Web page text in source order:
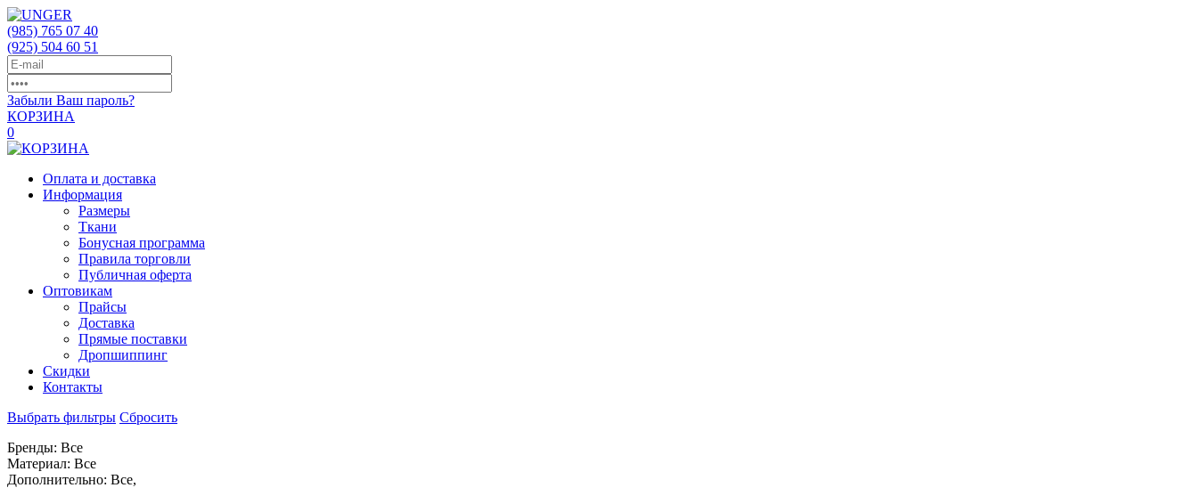
(985) 765 07 40
(925) 504 60 51
Забыли Ваш пароль?
КОРЗИНА
0
Оплата и доставка
Информация
Размеры
Ткани
Бонусная программа
Правила торговли
Публичная оферта
Оптовикам
Прайсы
Доставка
Прямые поставки
Дропшиппинг
Скидки
Контакты
Выбрать фильтры Сбросить
Бренды: Все
Материал: Все
Дополнительно: Все,